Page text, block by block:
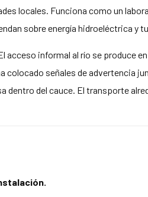
locales. Funciona como un
sobre energía hidroeléctrica y
informal al río se produce
señales de advertencia
dentro del cauce. El transporte